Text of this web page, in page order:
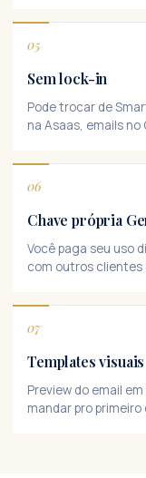
05
Sem lock-in
Pode trocar de
na Asaas, emails no
06
Chave própria
Você paga seu uso
com outros clientes
07
Templates visuais
Preview do email
mandar pro primeiro